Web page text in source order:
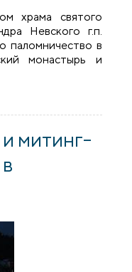
храма святого
Невского г.п.
паломничество в
монастырь и
в Жировичи и
митинг-